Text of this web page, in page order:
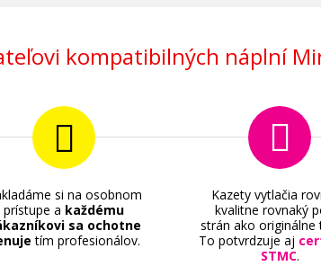
kompatibilných náplní
si na osobnom
prístupe a každému
sa ochotne
tím profesionálov.
Kazety vytlačia
kvalitne rovnaký
strán ako originálne
To potvrdzuje aj
STMC.